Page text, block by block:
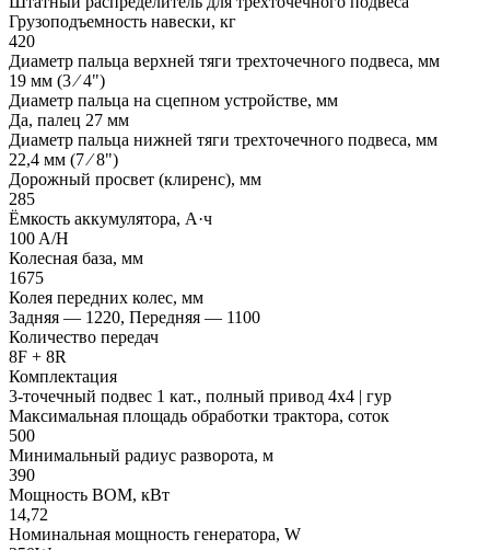
Грузоподъемность навески, кг
420
Диаметр пальца верхней тяги трехточечного подвеса, мм
19 мм (3 ⁄ 4")
Диаметр пальца на сцепном устройстве, мм
Да, палец 27 мм
Диаметр пальца нижней тяги трехточечного подвеса, мм
22,4 мм (7 ⁄ 8")
Дорожный просвет (клиренс), мм
285
Ёмкость аккумулятора, А·ч
100 A/H
Колесная база, мм
1675
Колея передних колес, мм
Задняя — 1220, Передняя — 1100
Количество передач
8F + 8R
Комплектация
3-точечный подвес 1 кат., полный привод 4x4 | гур
Максимальная площадь обработки трактора, соток
500
Минимальный радиус разворота, м
390
Мощность ВОМ, кВт
14,72
Номинальная мощность генератора, W